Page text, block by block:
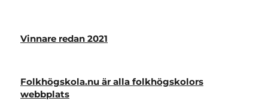
Vinnare redan 2021
Folkhögskola.nu är alla folkhögskolors
webbplats